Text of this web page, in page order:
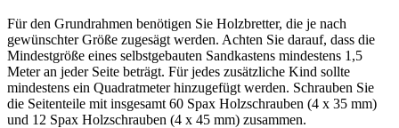
Für den Grundrahmen benötigen Sie Holzbretter, die je nach
gewünschter Größe zugesägt werden. Achten Sie darauf, dass die
Mindestgröße eines selbstgebauten Sandkastens mindestens 1,5
Meter an jeder Seite beträgt. Für jedes zusätzliche Kind sollte
mindestens ein Quadratmeter hinzugefügt werden. Schrauben Sie
die Seitenteile mit insgesamt 60 Spax Holzschrauben (4 x 35 mm)
und 12 Spax Holzschrauben (4 x 45 mm) zusammen.